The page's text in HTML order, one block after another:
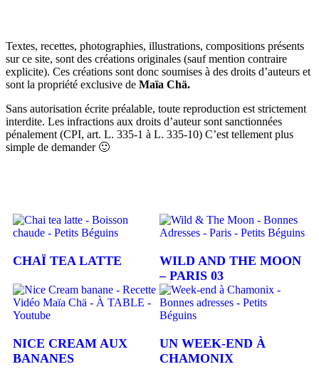
Textes, recettes, photographies, illustrations, compositions présents
sur ce site, sont des créations originales (sauf mention contraire
explicite). Ces créations sont donc soumises à des droits d’auteurs et
sont la propriété exclusive de Maïa Chä.
Sans autorisation écrite préalable, toute reproduction est strictement
interdite. Les infractions aux droits d’auteur sont sanctionnées
pénalement (CPI, art. L. 335-1 à L. 335-10) C’est tellement plus
simple de demander 🙂
CHAÏ TEA LATTE
WILD AND THE MOON
– PARIS 03
NICE CREAM AUX
BANANES
UN WEEK-END À
CHAMONIX